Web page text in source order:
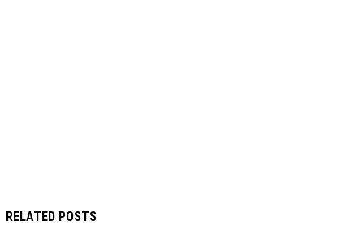
RELATED POSTS